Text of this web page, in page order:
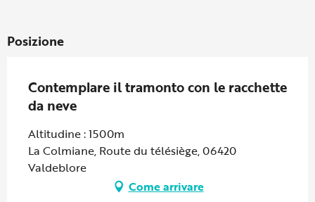
Posizione
Contemplare il tramonto con le racchette
da neve
Altitudine : 1500m
La Colmiane, Route du télésiège, 06420
Valdeblore
Come arrivare